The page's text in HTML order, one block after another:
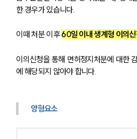
한 경우가 있습니다.
이때 처분 이후 60일 이내 생계형 이의
이의신청을 통해 면허정지처분에 대한
에 해당되지 않아야 합니다.
양형요소